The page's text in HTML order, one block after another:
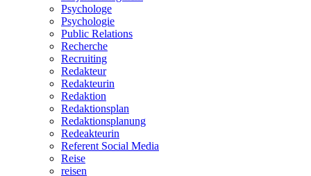
Psychologe
Psychologie
Public Relations
Recherche
Recruiting
Redakteur
Redakteurin
Redaktion
Redaktionsplan
Redaktionsplanung
Redeakteurin
Referent Social Media
Reise
reisen